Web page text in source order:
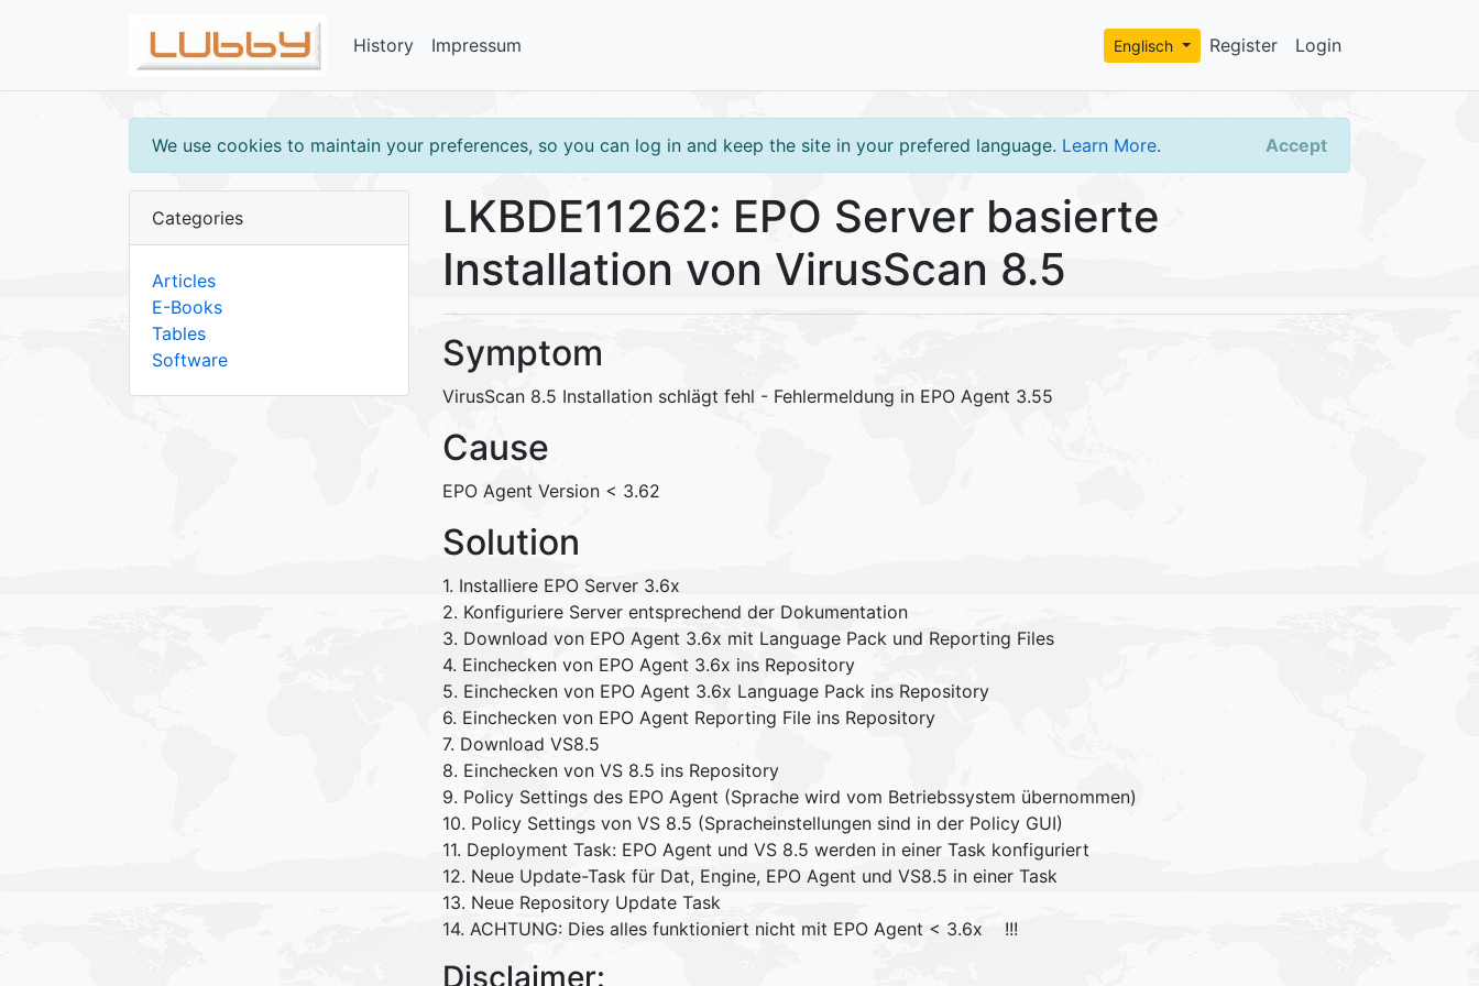
Register Login
Englisch
History Impressum
We use cookies to maintain your preferences, so you can log in and keep the site in your prefered language. Learn More. Accept
Categories
Articles
E-Books
Tables
Software
LKBDE11262: EPO Server basierte
Installation von VirusScan 8.5
Symptom
VirusScan 8.5 Installation schlägt fehl - Fehlermeldung in EPO Agent 3.55
Cause
EPO Agent Version < 3.62
Solution
1. Installiere EPO Server 3.6x
2. Konfiguriere Server entsprechend der Dokumentation
3. Download von EPO Agent 3.6x mit Language Pack und Reporting Files
4. Einchecken von EPO Agent 3.6x ins Repository
5. Einchecken von EPO Agent 3.6x Language Pack ins Repository
6. Einchecken von EPO Agent Reporting File ins Repository
7. Download VS8.5
8. Einchecken von VS 8.5 ins Repository
9. Policy Settings des EPO Agent (Sprache wird vom Betriebssystem übernommen)
10. Policy Settings von VS 8.5 (Spracheinstellungen sind in der Policy GUI)
11. Deployment Task: EPO Agent und VS 8.5 werden in einer Task konfiguriert
12. Neue Update-Task für Dat, Engine, EPO Agent und VS8.5 in einer Task
13. Neue Repository Update Task
14. ACHTUNG: Dies alles funktioniert nicht mit EPO Agent < 3.6x !!!
Disclaimer: